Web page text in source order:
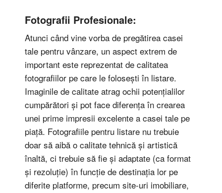
Fotografii Profesionale:
Atunci când vine vorba de pregătirea casei
tale pentru vânzare, un aspect extrem de
important este reprezentat de calitatea
fotografiilor pe care le folosești în listare.
Imaginile de calitate atrag ochii potențialilor
cumpărători și pot face diferența în crearea
unei prime impresii excelente a casei tale pe
piață. Fotografiile pentru listare nu trebuie
doar să aibă o calitate tehnică și artistică
înaltă, ci trebuie să fie și adaptate (ca format
și rezoluție) în funcție de destinația lor pe
diferite platforme, precum site-uri imobiliare,